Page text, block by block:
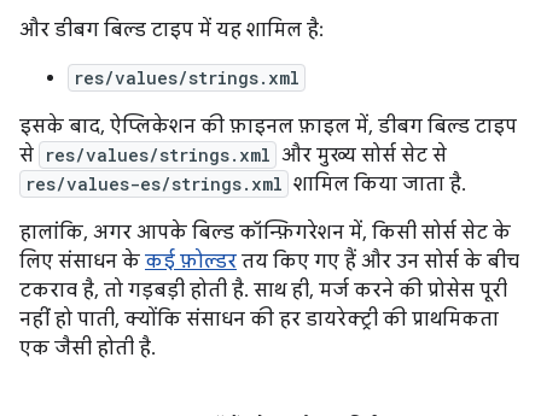
और डीबग बिल्ड टाइप में यह शामिल है:
res/values/strings.xml
इसके बाद, ऐप्लिकेशन की फ़ाइनल फ़ाइल में, डीबग बिल्ड टाइप
से res/values/strings.xml और मुख्य सोर्स सेट से
res/values-es/strings.xml शामिल किया जाता है.
हालांकि, अगर आपके बिल्ड कॉन्फ़िगरेशन में, किसी सोर्स सेट के
लिए संसाधन के कई फ़ोल्डर तय किए गए हैं और उन सोर्स के बीच
टकराव है, तो गड़बड़ी होती है. साथ ही, मर्ज करने की प्रोसेस पूरी
नहीं हो पाती, क्योंकि संसाधन की हर डायरेक्ट्री की प्राथमिकता
एक जैसी होती है.